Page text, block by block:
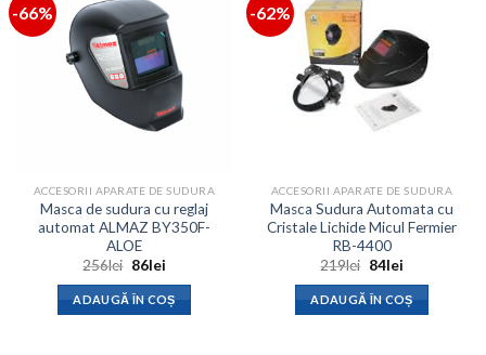
-66%
ACCESORII APARATE DE SUDURA
Masca de sudura cu reglaj
automat ALMAZ BY350F-
ALOE
256lei Prețul
a
fost:
256lei.
86leiPrețul
este:
86lei.
ADAUGĂ ÎN COȘ
-62%
ACCESORII APARATE DE SUDURA
Masca Sudura Automata cu
Cristale Lichide Micul Fermier
RB-4400
219lei Prețul
a
fost:
219lei.
84leiPrețul
este:
84lei.
ADAUGĂ ÎN COȘ